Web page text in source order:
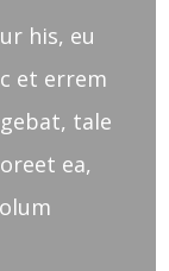
his, eu
et errem
tale
ea,